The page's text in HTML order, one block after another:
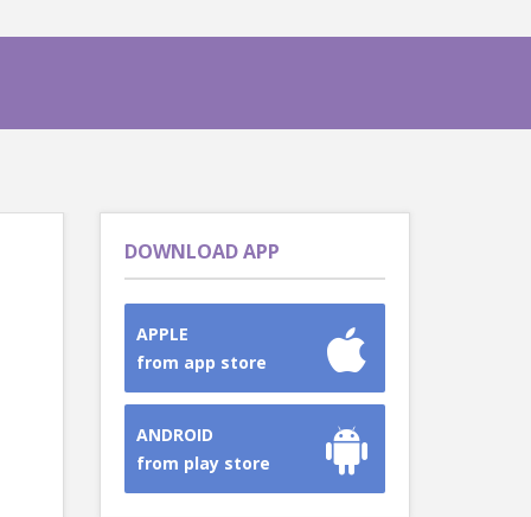
DOWNLOAD APP
APPLE
from app store
ANDROID
from play store